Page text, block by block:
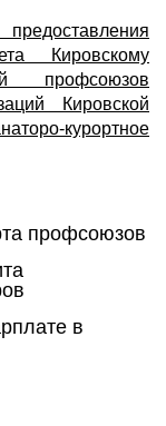
Кировскому
профсоюзов
Кировской
профсоюзов
в